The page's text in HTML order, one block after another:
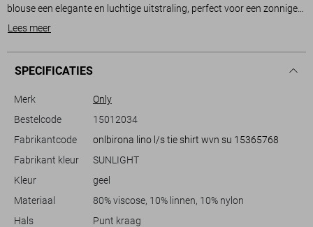
blouse een elegante en luchtige uitstraling, perfect voor een zonnige
dag. De regular fit pasvorm biedt comfort zonder in te boeten op stijl,
Met zijn korte lengte en lange mouwen krijgt deze blouse een speels
karakter, wat het geschikt maakt voor verschillende gelegenheden.
Of je nu een informele wandeling door het park maakt of een lunch
details en het lichte ontwerp maken het makkelijk te combineren met
een casual jeans of een nette rok. Voeg deze Only blouse toe aan je
collectie voor een moeiteloos elegante look met een vleugje
Lees meer
SPECIFICATIES
Merk
Only
Bestelcode
15012034
Fabrikantcode
onlbirona lino l/s tie shirt wvn su 15365768
Fabrikant kleur
SUNLIGHT
Kleur
geel
Materiaal
80% viscose, 10% linnen, 10% nylon
Hals
Punt kraag